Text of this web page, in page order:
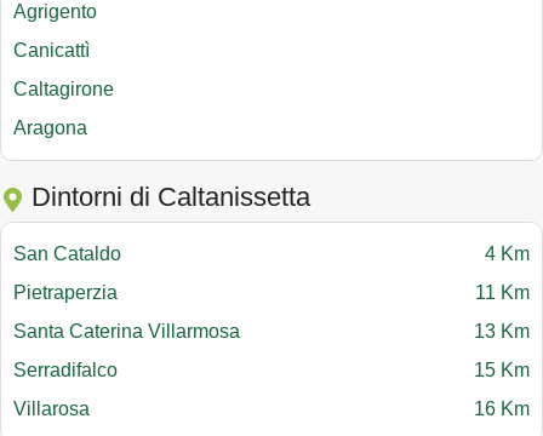
Agrigento
Canicattì
Caltagirone
Aragona
Dintorni di Caltanissetta
San Cataldo
4 Km
Pietraperzia
11 Km
Santa Caterina Villarmosa
13 Km
Serradifalco
15 Km
Villarosa
16 Km